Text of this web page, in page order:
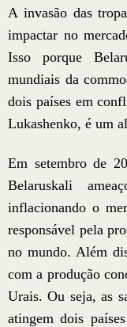
A invasão das
impactar no
Isso porque
mundiais da
dois países em
Lukashenko, é um
Em setembro de
Belaruskali
inflacionando o
responsável pela
no mundo. Além
com a produção
Urais. Ou seja, as
atingem dois